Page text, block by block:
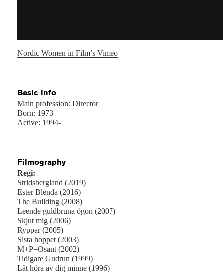
Nordic Women in Film’s Vimeo
Basic info
Main profession: Director
Born: 1973
Active: 1994-
Filmography
Regi:
Stridsbergland (2019)
Ester Blenda (2016)
The Building (2008)
Leende guldbruna ögon (2007)
Skjut mig (2006)
Ryppar (2005)
Sista hoppet (2003)
M+P=Osant (2002)
Tidigare Gudrun (1999)
Låt höra av dig minne (1996)